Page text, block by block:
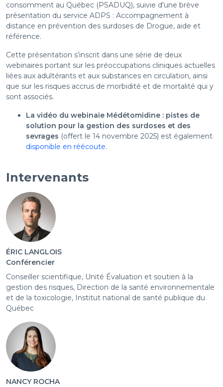
consomment au Québec (PSADUQ), suivie d'une brève
présentation du service ADPS : Accompagnement à
distance en prévention des surdoses de Drogue, aide et
référence.
Cette présentation s’inscrit dans une série de deux
webinaires portant sur les préoccupations cliniques actuelles
liées aux adultérants et aux substances en circulation, ainsi
que sur les risques accrus de morbidité et de mortalité qui y
sont associés.
La vidéo du webinaie Médétomidine : pistes de
solution pour la gestion des surdoses et des
sevrages (offert le 14 novembre 2025) est également
disponible en réécoute.
Intervenants
ÉRIC LANGLOIS
Conférencier
Conseiller scientifique, Unité Évaluation et soutien à la
gestion des risques, Direction de la santé environnementale
et de la toxicologie, Institut national de santé publique du
Québec
NANCY ROCHA